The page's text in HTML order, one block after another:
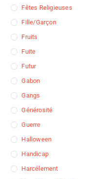
Fêtes Religieuses
Fille/garçon
Fruits
Fuite
Futur
Gabon
Gangs
Générosité
Guerre
Halloween
Handicap
Harcélement